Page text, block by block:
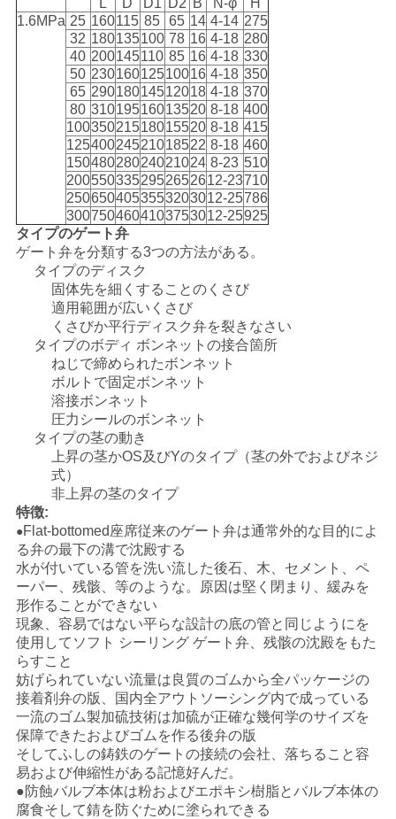
L D D1 D2 B N-φ
H
1.6MPa 25 160115 85 65 14 4-14 275
32 180135100 78 16 4-18 280
40 200145110 85 16 4-18 330
50 23016012510016 4-18 350
65 29018014512018 4-18 370
80 31019516013520 8-18 400
10035021518015520 8-18 415
12540024521018522 8-18 460
15048028024021024 8-23 510
2005503352952652612-23710
2506504053553203012-25786
3007504604103753012-25925
タイプのゲート弁
ゲート弁を分類する3つの方法がある。
タイプのディスク
固体先を細くすることのくさび
適用範囲が広いくさび
くさびか平行ディスク弁を裂きなさい
タイプのボディ ボンネットの接合箇所
ねじで締められたボンネット
ボルトで固定ボンネット
溶接ボンネット
圧力シールのボンネット
タイプの茎の動き
上昇の茎かOS及びYのタイプ（茎の外でおよびネジ
式）
非上昇の茎のタイプ
特徴:
●Flat-bottomed座席従来のゲート弁は通常外的な目的によ
る弁の最下の溝で沈殿する
水が付いている管を洗い流した後石、木、セメント、ペ
ーパー、残骸、等のような。原因は堅く閉まり、緩みを
形作ることができない
現象、容易ではない平らな設計の底の管と同じようにを
使用してソフト シーリング ゲート弁、残骸の沈殿をもた
らすこと
妨げられていない流量は良質のゴムから全パッケージの
接着剤弁の版、国内全アウトソーシング内で成っている
一流のゴム製加硫技術は加硫が正確な幾何学のサイズを
保障できたおよびゴムを作る後弁の版
そしてふしの鋳鉄のゲートの接続の会社、落ちること容
易および伸縮性がある記憶好んだ。
●防蝕バルブ本体は粉およびエポキシ樹脂とバルブ本体の
腐食そして錆を防ぐために塗られできる